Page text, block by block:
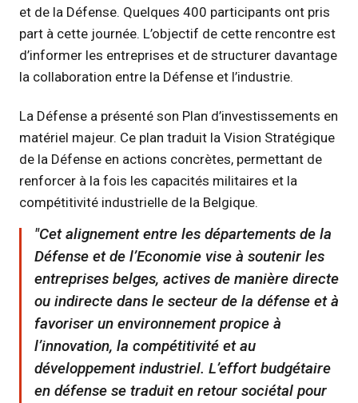
et de la Défense. Quelques 400 participants ont pris
part à cette journée. L’objectif de cette rencontre est
d’informer les entreprises et de structurer davantage
la collaboration entre la Défense et l’industrie.
La Défense a présenté son Plan d’investissements en
matériel majeur. Ce plan traduit la Vision Stratégique
de la Défense en actions concrètes, permettant de
renforcer à la fois les capacités militaires et la
compétitivité industrielle de la Belgique.
Cet alignement entre les départements de la
Défense et de l’Economie vise à soutenir les
entreprises belges, actives de manière directe
ou indirecte dans le secteur de la défense et à
favoriser un environnement propice à
l’innovation, la compétitivité et au
développement industriel. L’effort budgétaire
en défense se traduit en retour sociétal pour